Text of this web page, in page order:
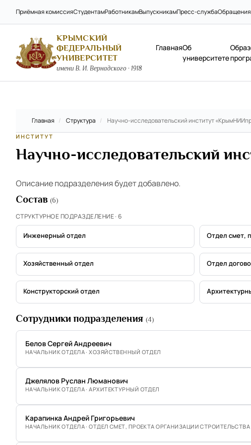
Приёмная комиссияСтудентамРаботникамВыпускникамПресс-службаОбращения
КРЫМСКИЙ
ФЕДЕРАЛЬНЫЙ
УНИВЕРСИТЕТ
имени В. И. Вернадского · 1918
ГлавнаяОб
университете
Главная / Структура / Научно-исследовательский институт
ИНСТИТУТ
Научно-исследовательский
Описание подразделения будет добавлено.
Состав (6)
СТРУКТУРНОЕ ПОДРАЗДЕЛЕНИЕ · 6
Инженерный отдел Отдел смет,
Хозяйственный отдел Отдел
Конструкторский отдел
Сотрудники подразделения (4)
Белов Сергей Андреевич
НАЧАЛЬНИК ОТДЕЛА · ХОЗЯЙСТВЕННЫЙ ОТДЕЛ
Джелялов Руслан Люманович
НАЧАЛЬНИК ОТДЕЛА · АРХИТЕКТУРНЫЙ ОТДЕЛ
Карапинка Андрей Григорьевич
НАЧАЛЬНИК ОТДЕЛА · ОТДЕЛ СМЕТ, ПРОЕКТА ОРГАНИЗАЦИИ СТРОИТЕЛЬСТВА